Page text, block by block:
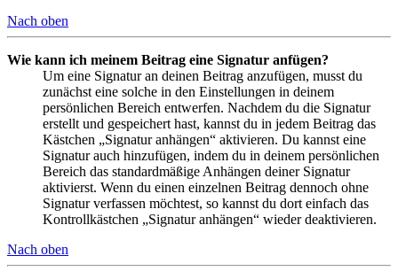
Nach oben
Wie kann ich meinem Beitrag eine Signatur anfügen?
Um eine Signatur an deinen Beitrag anzufügen, musst du
zunächst eine solche in den Einstellungen in deinem
persönlichen Bereich entwerfen. Nachdem du die Signatur
erstellt und gespeichert hast, kannst du in jedem Beitrag das
Kästchen „Signatur anhängen“ aktivieren. Du kannst eine
Signatur auch hinzufügen, indem du in deinem persönlichen
Bereich das standardmäßige Anhängen deiner Signatur
aktivierst. Wenn du einen einzelnen Beitrag dennoch ohne
Signatur verfassen möchtest, so kannst du dort einfach das
Kontrollkästchen „Signatur anhängen“ wieder deaktivieren.
Nach oben